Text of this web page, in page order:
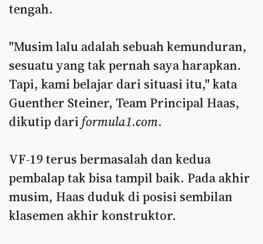
tengah.
"Musim lalu adalah sebuah kemunduran,
sesuatu yang tak pernah saya harapkan.
Tapi, kami belajar dari situasi itu," kata
Guenther Steiner, Team Principal Haas,
dikutip dari formula1.com.
VF-19 terus bermasalah dan kedua
pembalap tak bisa tampil baik. Pada akhir
musim, Haas duduk di posisi sembilan
klasemen akhir konstruktor.